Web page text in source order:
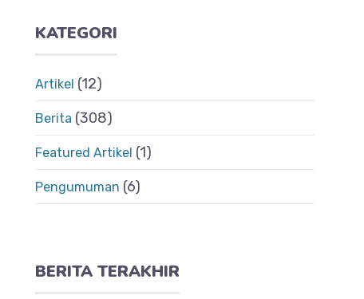
KATEGORI
Artikel (12)
Berita (308)
Featured Artikel (1)
Pengumuman (6)
BERITA TERAKHIR